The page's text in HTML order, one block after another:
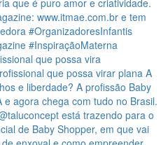
que possa vira